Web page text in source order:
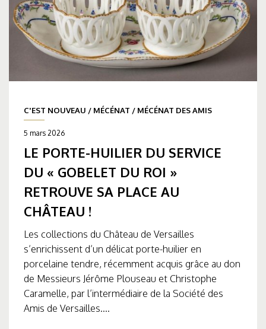
C'EST NOUVEAU / MÉCÉNAT / MÉCÉNAT DES AMIS
5 mars 2026
LE PORTE-HUILIER DU SERVICE
DU « GOBELET DU ROI »
RETROUVE SA PLACE AU
CHÂTEAU !
Les collections du Château de Versailles
s’enrichissent d’un délicat porte-huilier en
porcelaine tendre, récemment acquis grâce au don
de Messieurs Jérôme Plouseau et Christophe
Caramelle, par l’intermédiaire de la Société des
Amis de Versailles....